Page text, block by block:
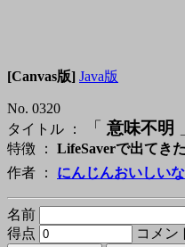
[Canvas版] Java版
No. 0320
タイトル ：
「 意味不明
特徴 ： LifeSaverで出てき
作者 ： にんじんおいしいな
名前
得点
コメン